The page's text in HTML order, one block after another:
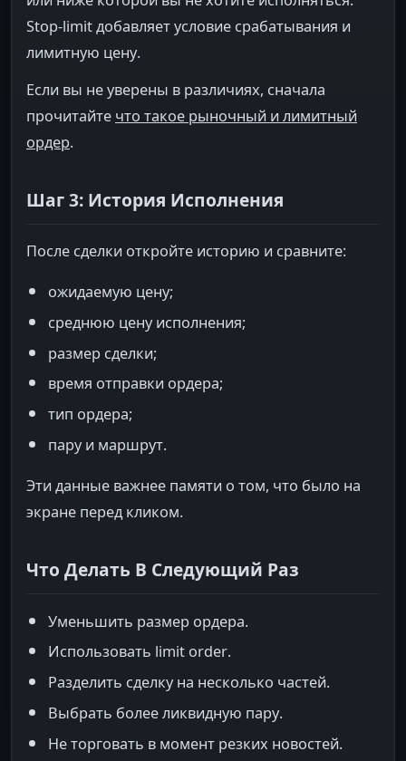
Stop-limit добавляет условие срабатывания и
лимитную цену.
Если вы не уверены в различиях, сначала
прочитайтечто такое рыночный и лимитный
ордер.
Шаг 3: История Исполнения
После сделки откройте историю и сравните:
ожидаемую цену;
среднюю цену исполнения;
размер сделки;
время отправки ордера;
тип ордера;
пару и маршрут.
Эти данные важнее памяти о том, что было на
экране перед кликом.
Что Делать В Следующий Раз
Уменьшить размер ордера.
Использовать limit order.
Разделить сделку на несколько частей.
Выбрать более ликвидную пару.
Не торговать в момент резких новостей.